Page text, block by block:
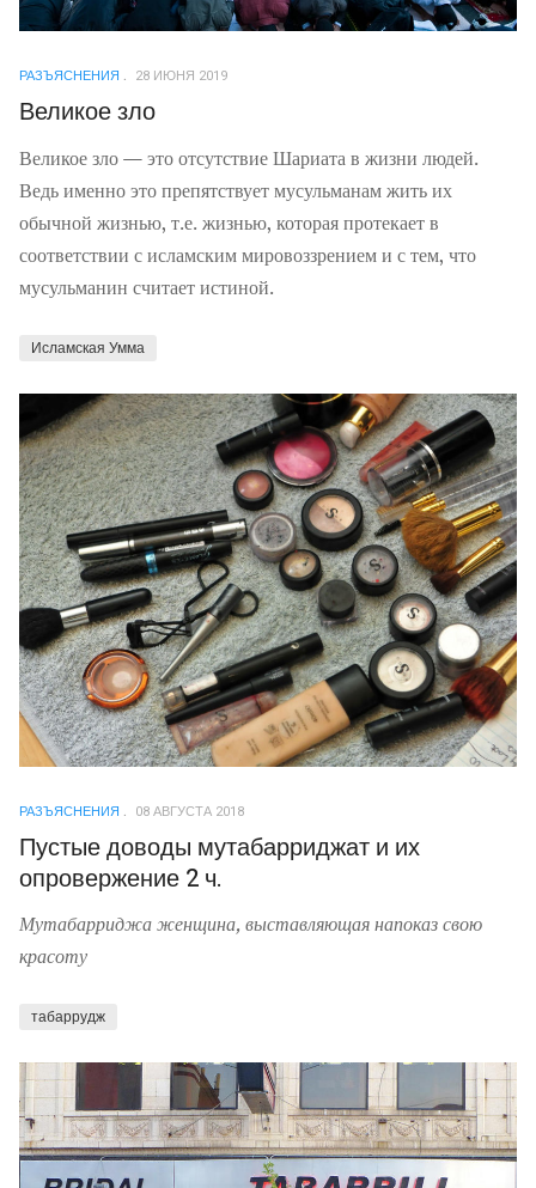
РАЗЪЯСНЕНИЯ 28 ИЮНЯ 2019
Великое зло
Великое зло — это отсутствие Шариата в жизни людей.
Ведь именно это препятствует мусульманам жить их
обычной жизнью, т.е. жизнью, которая протекает в
соответствии с исламским мировоззрением и с тем, что
мусульманин считает истиной.
Исламская Умма
РАЗЪЯСНЕНИЯ 08 АВГУСТА 2018
Пустые доводы мутабарриджат и их
опровержение 2 ч.
Мутабарриджа женщина, выставляющая напоказ свою
красоту
табаррудж